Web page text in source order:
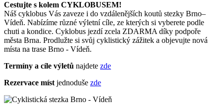
Cestujte s kolem CYKLOBUSEM!
Náš cyklobus Vás zaveze i do vzdálenějších koutů stezky Brno–
Vídeň. Nabízíme různé výletní cíle, ze kterých si vyberete podle
chuti a kondice. Cyklobus jezdí zcela ZDARMA díky podpoře
města Brna. Prodlužte si svůj cyklistický zážitek a objevujte nová
místa na trase Brno - Vídeň.
Termíny a cíle výletů najdete zde
Rezervace míst jednoduše zde